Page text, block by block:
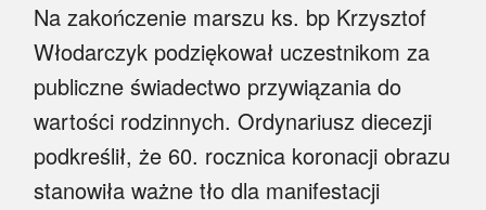
Na zakończenie marszu ks. bp Krzysztof
Włodarczyk podziękował uczestnikom za
publiczne świadectwo przywiązania do
wartości rodzinnych. Ordynariusz diecezji
podkreślił, że 60. rocznica koronacji obrazu
stanowiła ważne tło dla manifestacji